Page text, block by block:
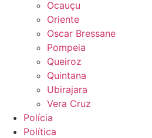
Ocauçu
Oriente
Oscar Bressane
Pompeia
Queiroz
Quintana
Ubirajara
Vera Cruz
Polícia
Política